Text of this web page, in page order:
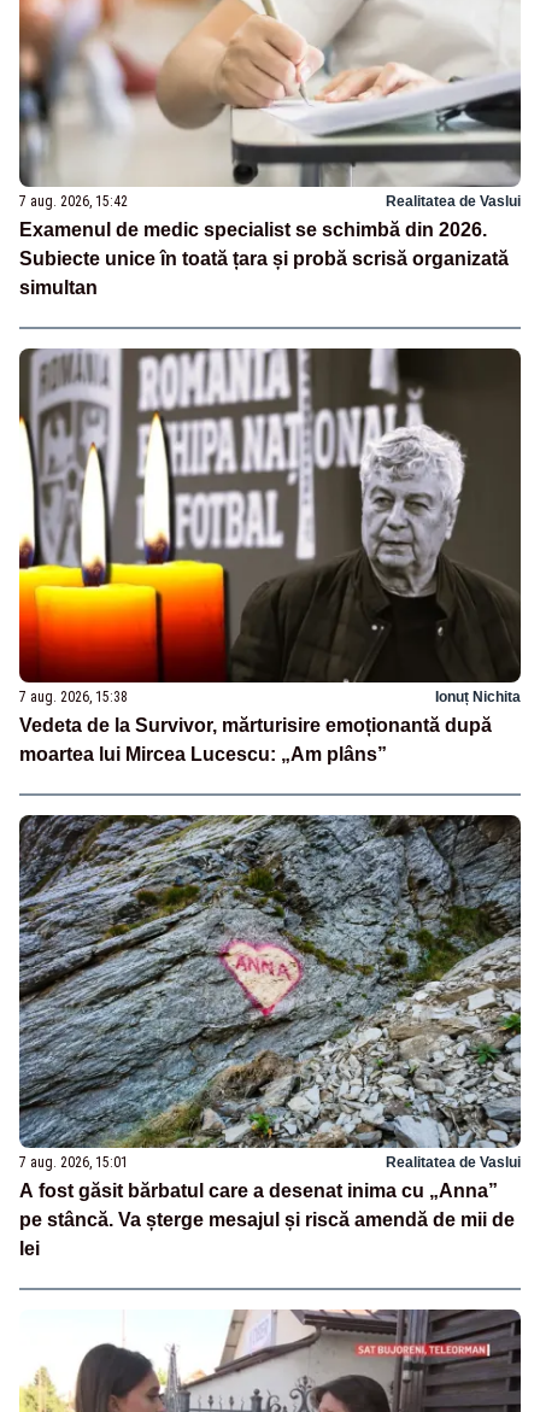
7 aug. 2026, 15:42 Realitatea de Vaslui
Examenul de medic specialist se schimbă din 2026.
Subiecte unice în toată țara și probă scrisă organizată
simultan
7 aug. 2026, 15:38 Ionuț Nichita
Vedeta de la Survivor, mărturisire emoționantă după
moartea lui Mircea Lucescu: „Am plâns”
7 aug. 2026, 15:01 Realitatea de Vaslui
A fost găsit bărbatul care a desenat inima cu „Anna”
pe stâncă. Va șterge mesajul și riscă amendă de mii de
lei